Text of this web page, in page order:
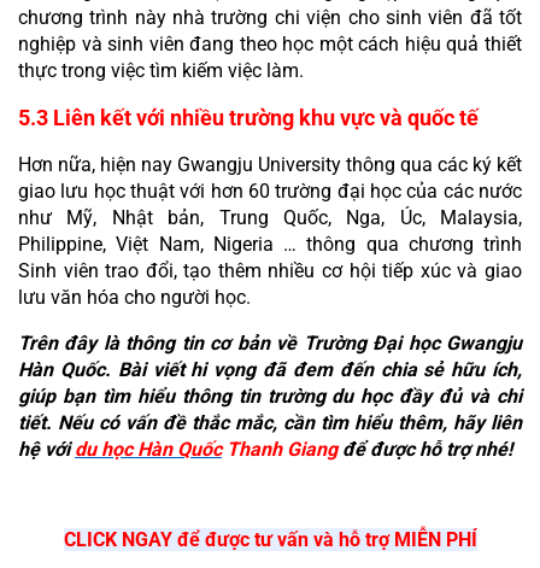
chương trình này nhà trường chi viện cho sinh viên đã tốt
nghiệp và sinh viên đang theo học một cách hiệu quả thiết
thực trong việc tìm kiếm việc làm.
5.3 Liên kết với nhiều trường khu vực và quốc tế
Hơn nữa, hiện nay Gwangju University thông qua các ký kết
giao lưu học thuật với hơn 60 trường đại học của các nước
như Mỹ, Nhật bản, Trung Quốc, Nga, Úc, Malaysia,
Philippine, Việt Nam, Nigeria … thông qua chương trình
Sinh viên trao đổi, tạo thêm nhiều cơ hội tiếp xúc và giao
lưu văn hóa cho người học.
Trên đây là thông tin cơ bản về Trường Đại học Gwangju
Hàn Quốc. Bài viết hi vọng đã đem đến chia sẻ hữu ích,
giúp bạn tìm hiểu thông tin trường du học đầy đủ và chi
tiết. Nếu có vấn đề thắc mắc, cần tìm hiểu thêm, hãy liên
hệ với du học Hàn Quốc Thanh Giang để được hỗ trợ nhé!
CLICK NGAY để được tư vấn và hỗ trợ MIỄN PHÍ